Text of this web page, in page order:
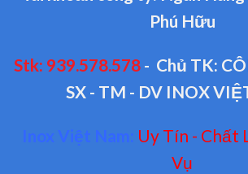
Phú Hữu
Stk: 939.578.578- Chủ TK:
SX - TM - DV INOX
Inox Việt Nam: Uy Tín - Chất
Vụ